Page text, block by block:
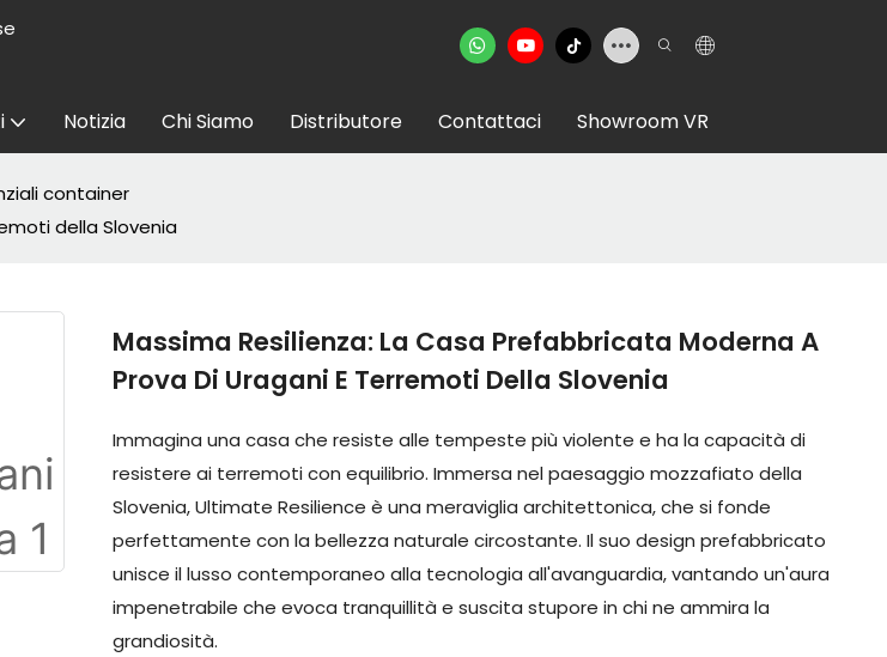
Notizia Chi Siamo Distributore Contattaci Showroom VR
container
della Slovenia
Massima Resilienza: La Casa Prefabbricata Moderna A
Prova Di Uragani E Terremoti Della Slovenia
Immagina una casa che resiste alle tempeste più violente e ha la capacità di
resistere ai terremoti con equilibrio. Immersa nel paesaggio mozzafiato della
Slovenia, Ultimate Resilience è una meraviglia architettonica, che si fonde
perfettamente con la bellezza naturale circostante. Il suo design prefabbricato
unisce il lusso contemporaneo alla tecnologia all'avanguardia, vantando un'aura
impenetrabile che evoca tranquillità e suscita stupore in chi ne ammira la
grandiosità.